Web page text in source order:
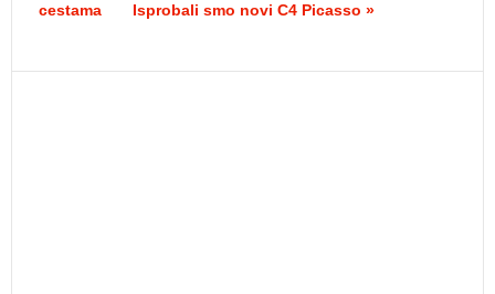
cestama
Isprobali smo novi C4 Picasso »